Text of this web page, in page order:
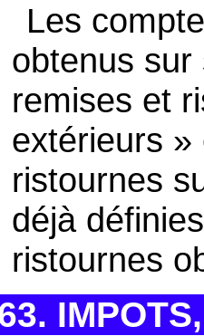
Les
obtenus
remises et
extérieurs
ristournes
déjà
ristournes